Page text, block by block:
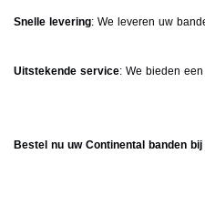
Snelle levering: We leveren uw
Uitstekende service: We bieden
Bestel nu uw Continental banden